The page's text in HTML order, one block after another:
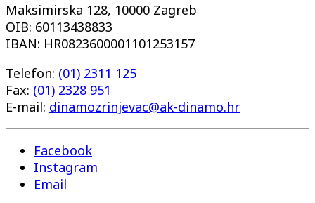
Maksimirska 128, 10000 Zagreb
OIB: 60113438833
IBAN: HR0823600001101253157
Telefon: (01) 2311 125
Fax: (01) 2328 951
E-mail: dinamozrinjevac@ak-dinamo.hr
Facebook
Instagram
Email